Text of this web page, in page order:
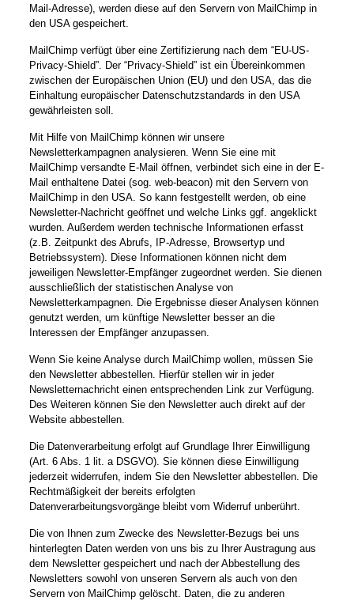
Mail-Adresse), werden diese auf den Servern von MailChimp in
den USA gespeichert.
MailChimp verfügt über eine Zertifizierung nach dem “EU-US-
Privacy-Shield”. Der “Privacy-Shield” ist ein Übereinkommen
zwischen der Europäischen Union (EU) und den USA, das die
Einhaltung europäischer Datenschutzstandards in den USA
gewährleisten soll.
Mit Hilfe von MailChimp können wir unsere
Newsletterkampagnen analysieren. Wenn Sie eine mit
MailChimp versandte E-Mail öffnen, verbindet sich eine in der E-
Mail enthaltene Datei (sog. web-beacon) mit den Servern von
MailChimp in den USA. So kann festgestellt werden, ob eine
Newsletter-Nachricht geöffnet und welche Links ggf. angeklickt
wurden. Außerdem werden technische Informationen erfasst
(z.B. Zeitpunkt des Abrufs, IP-Adresse, Browsertyp und
Betriebssystem). Diese Informationen können nicht dem
jeweiligen Newsletter-Empfänger zugeordnet werden. Sie dienen
ausschließlich der statistischen Analyse von
Newsletterkampagnen. Die Ergebnisse dieser Analysen können
genutzt werden, um künftige Newsletter besser an die
Interessen der Empfänger anzupassen.
Wenn Sie keine Analyse durch MailChimp wollen, müssen Sie
den Newsletter abbestellen. Hierfür stellen wir in jeder
Newsletternachricht einen entsprechenden Link zur Verfügung.
Des Weiteren können Sie den Newsletter auch direkt auf der
Website abbestellen.
Die Datenverarbeitung erfolgt auf Grundlage Ihrer Einwilligung
(Art. 6 Abs. 1 lit. a DSGVO). Sie können diese Einwilligung
jederzeit widerrufen, indem Sie den Newsletter abbestellen. Die
Rechtmäßigkeit der bereits erfolgten
Datenverarbeitungsvorgänge bleibt vom Widerruf unberührt.
Die von Ihnen zum Zwecke des Newsletter-Bezugs bei uns
hinterlegten Daten werden von uns bis zu Ihrer Austragung aus
dem Newsletter gespeichert und nach der Abbestellung des
Newsletters sowohl von unseren Servern als auch von den
Servern von MailChimp gelöscht. Daten, die zu anderen